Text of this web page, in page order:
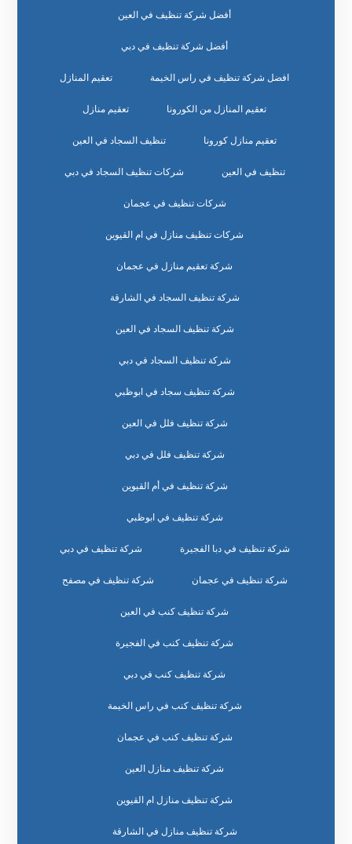
أفضل شركة تنظيف في العين
أفضل شركة تنظيف في دبي
افضل شركة تنظيف في راس الخيمة تعقيم المنازل
تعقيم المنازل من الكورونا تعقيم منازل
تعقيم منازل كورونا تنظيف السجاد في العين
تنظيف في العين شركات تنظيف السجاد في دبي
شركات تنظيف في عجمان
شركات تنظيف منازل في ام القيوين
شركة تعقيم منازل في عجمان
شركة تنظيف السجاد في الشارقة
شركة تنظيف السجاد في العين
شركة تنظيف السجاد في دبي
شركة تنظيف سجاد في ابوظبي
شركة تنظيف فلل في العين
شركة تنظيف فلل في دبي
شركة تنظيف في أم القيوين
شركة تنظيف في ابوظبي
شركة تنظيف في دبا الفجيرة شركة تنظيف في دبي
شركة تنظيف في عجمان شركة تنظيف في مصفح
شركة تنظيف كنب في العين
شركة تنظيف كنب في الفجيرة
شركة تنظيف كنب في دبي
شركة تنظيف كنب في راس الخيمة
شركة تنظيف كنب في عجمان
شركة تنظيف منازل العين
شركة تنظيف منازل ام القيوين
شركة تنظيف منازل في الشارقة